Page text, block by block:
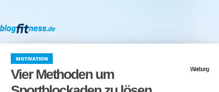
MOTIVATION
Vier Methoden um
Werbung